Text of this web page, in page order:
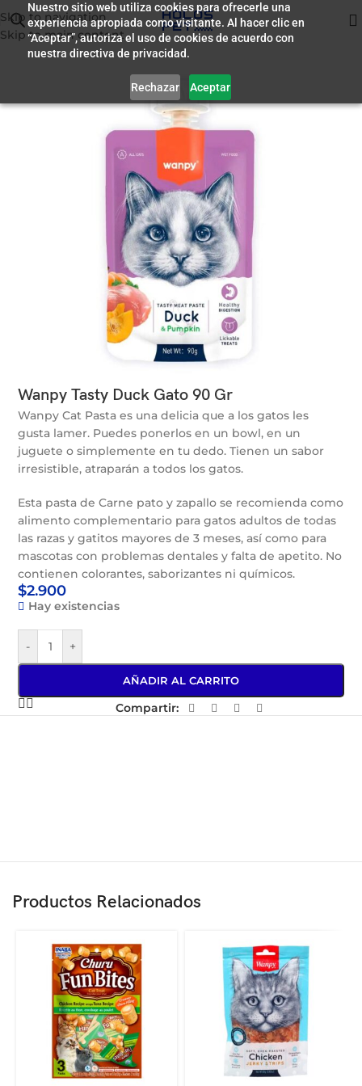
Nuestro sitio web utiliza cookies para ofrecerle una
experiencia apropiada como visitante. Al hacer clic en
“Aceptar”, autoriza el uso de cookies de acuerdo con
nuestra directiva de privacidad.
Rechazar Aceptar
Skip to navigation
Skip to main content
Inicio/ Premio para Gatos
Wanpy Tasty Duck Gato 90 Gr
Wanpy Cat Pasta es una delicia que a los gatos les
gusta lamer. Puedes ponerlos en un bowl, en un
juguete o simplemente en tu dedo. Tienen un sabor
irresistible, atraparán a todos los gatos.
Esta pasta de Carne pato y zapallo se recomienda como
alimento complementario para gatos adultos de todas
las razas y gatitos mayores de 3 meses, así como para
mascotas con problemas dentales y falta de apetito. No
contienen colorantes, saborizantes ni químicos.
$2.900
Hay existencias
- +
AÑADIR AL CARRITO
Compartir:
Productos Relacionados